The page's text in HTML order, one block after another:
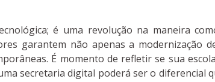
é uma revolução na maneira
garantem não apenas a modernização
É momento de refletir se sua
secretaria digital poderá ser o diferencial